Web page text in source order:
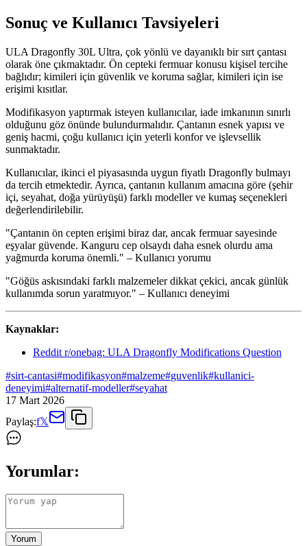
Sonuç ve Kullanıcı Tavsiyeleri
ULA Dragonfly 30L Ultra, çok yönlü ve dayanıklı bir sırt çantası
olarak öne çıkmaktadır. Ön cepteki fermuar konusu kişisel tercihe
bağlıdır; kimileri için güvenlik ve koruma sağlar, kimileri için ise
erişimi kısıtlar.
Modifikasyon yaptırmak isteyen kullanıcılar, iade imkanının sınırlı
olduğunu göz önünde bulundurmalıdır. Çantanın esnek yapısı ve
geniş hacmi, çoğu kullanıcı için yeterli konfor ve işlevsellik
sunmaktadır.
Kullanıcılar, ikinci el piyasasında uygun fiyatlı Dragonfly bulmayı
da tercih etmektedir. Ayrıca, çantanın kullanım amacına göre (şehir
içi, seyahat, doğa yürüyüşü) farklı modeller ve kumaş seçenekleri
değerlendirilebilir.
"Çantanın ön cepten erişimi biraz dar, ancak fermuar sayesinde
eşyalar güvende. Kanguru cep olsaydı daha esnek olurdu ama
yağmurda koruma önemli." – Kullanıcı yorumu
"Göğüs askısındaki farklı malzemeler dikkat çekici, ancak günlük
kullanımda sorun yaratmıyor." – Kullanıcı deneyimi
Kaynaklar:
Reddit r/onebag: ULA Dragonfly Modifications Question
#sirt-cantasi#modifikasyon#malzeme#guvenlik#kullanici-
deneyimi#alternatif-modeller#seyahat
17 Mart 2026
Paylaş:f𝕏
Yorumlar:
Yorum